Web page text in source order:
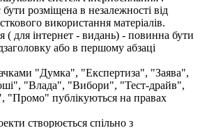
розміщена в незалежності від
використання матеріалів.
( для інтернет - видань) - повинна бути
або в першому абзаці
"Думка", "Експертиза", "Заява",
"Влада", "Вибори", "Тест-драйв",
"Промо" публікуються на правах
створюється спільно з